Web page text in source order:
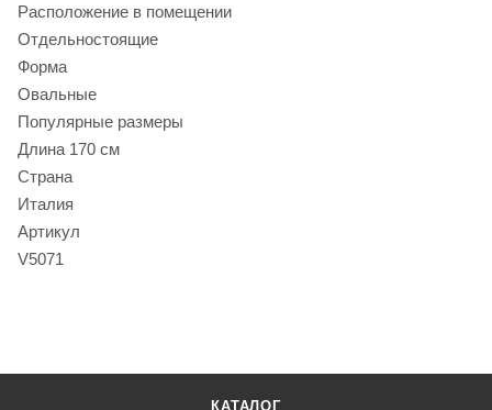
Расположение в помещении
Отдельностоящие
Форма
Овальные
Популярные размеры
Длина 170 см
Страна
Италия
Артикул
V5071
КАТАЛОГ